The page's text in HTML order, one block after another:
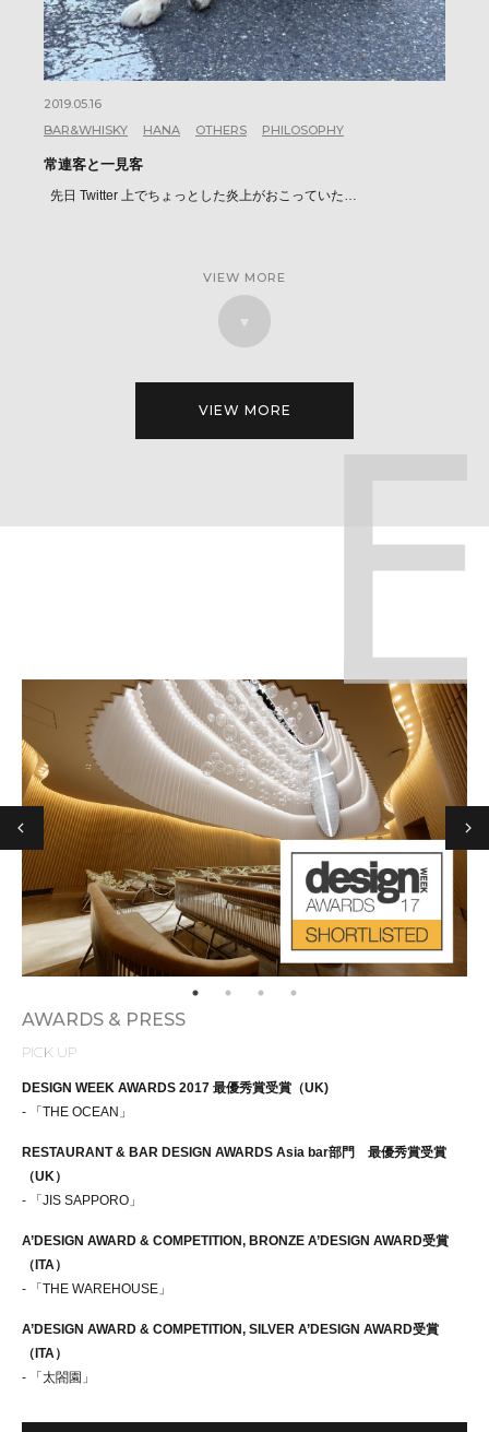
2019.05.16
BAR&WHISKY
HANA OTHERS PHILOSOPHY
常連客と一見客
先日 Twitter 上でちょっとした炎上がおこっていた…
VIEW MORE
VIEW MORE
AWARDS & PRESS
PICK UP
DESIGN WEEK AWARDS 2017 最優秀賞受賞（UK)
- 「THE OCEAN」
RESTAURANT & BAR DESIGN AWARDS Asia bar部門 最優秀賞受賞
（UK）
- 「JIS SAPPORO」
A’DESIGN AWARD & COMPETITION, BRONZE A’DESIGN AWARD受賞
（ITA）
- 「THE WAREHOUSE」
A’DESIGN AWARD & COMPETITION, SILVER A’DESIGN AWARD受賞
（ITA）
- 「太閤園」